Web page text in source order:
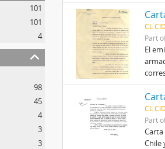
101
101
4
98
45
4
3
3
CL
Part
El
CL
Part
Carta
Chile